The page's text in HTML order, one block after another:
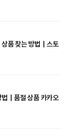
품 찾는 방법｜스토
｜품절 상품 카카오